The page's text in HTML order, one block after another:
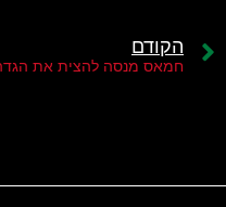
הקודם
חמאס מנסה להצית את